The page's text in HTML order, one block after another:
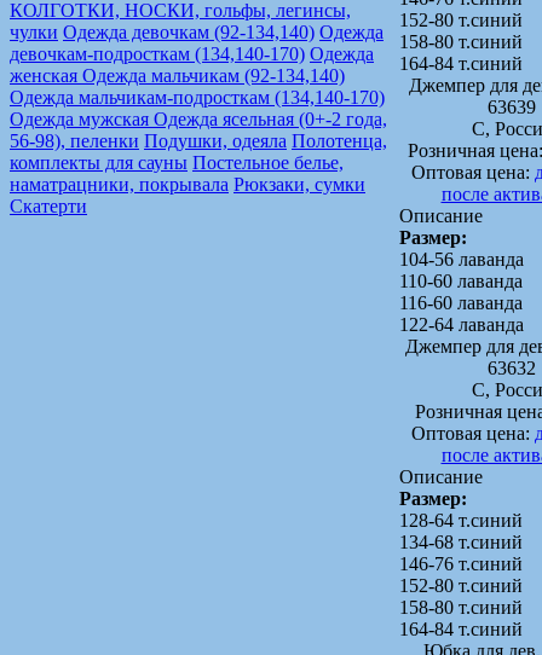
КОЛГОТКИ, НОСКИ, гольфы, легинсы,
чулки Одежда девочкам (92-134,140) Одежда
девочкам-подросткам (134,140-170) Одежда
женская Одежда мальчикам (92-134,140)
Одежда мальчикам-подросткам (134,140-170)
Одежда мужская Одежда ясельная (0+-2 года,
56-98), пеленки Подушки, одеяла Полотенца,
комплекты для сауны Постельное белье,
наматрацники, покрывала Рюкзаки, сумки
Скатерти
152-80 т.синий
158-80 т.синий
164-84 т.синий
Джемпер для
63639
C,
Розничная
Оптовая цена:
после
Описание
Размер:
104-56 лаванда
110-60 лаванда
116-60 лаванда
122-64 лаванда
Джемпер для
63632
C,
Розничная
Оптовая цена:
после
Описание
Размер:
128-64 т.синий
134-68 т.синий
146-76 т.синий
152-80 т.синий
158-80 т.синий
164-84 т.синий
Юбка для